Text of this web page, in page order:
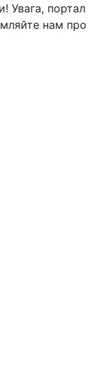
Увага, портал
нам про